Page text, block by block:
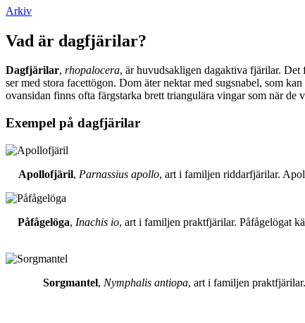
Arkiv
Vad är dagfjärilar?
Dagfjärilar, rhopalocera, är huvudsakligen dagaktiva fjärilar. Det
ser med stora facettögon. Dom äter nektar med sugsnabel, som
ovansidan finns ofta färgstarka brett triangulära vingar som när de
Exempel på dagfjärilar
Apollofjäril, Parnassius apollo, art i familjen riddarfjärilar.
Påfågelöga, Inachis io, art i familjen praktfjärilar. Påfågelögat
Sorgmantel, Nymphalis antiopa, art i familjen